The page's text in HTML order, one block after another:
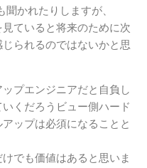
かれたりしますが、
ていると将来のために次
られるのではないかと思
プエンジニアだと自負し
くだろうビュー側ハード
ップは必須になることと
でも価値はあると思いま